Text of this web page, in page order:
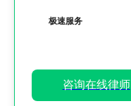
极速服务
咨询在线律师